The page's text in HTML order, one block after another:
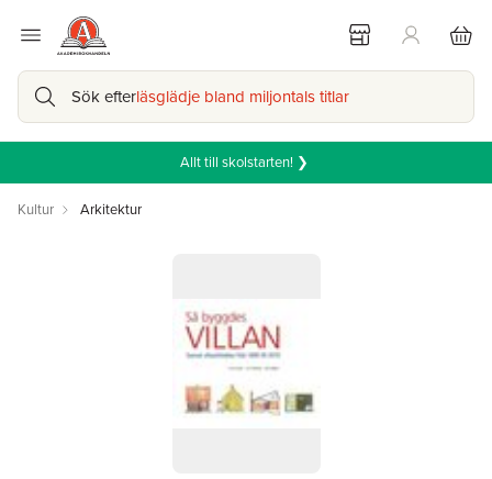
Sök efterläsglädje bland miljontals titlar
Allt till skolstarten! ❯
Kultur Arkitektur